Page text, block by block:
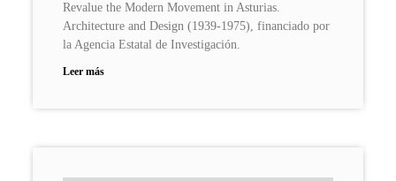
Revalue the Modern Movement in Asturias.
Architecture and Design (1939-1975), financiado por
la Agencia Estatal de Investigación.
Leer más